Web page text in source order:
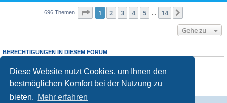
Diese Website nutzt Cookies, um Ihnen den
bestmöglichen Komfort bei der Nutzung zu
bieten. Mehr erfahren
696 Themen Seite 1von 14
1 2 3 4 5 14
Gehe zu
BERECHTIGUNGEN IN DIESEM FORUM
Sie dürfenkeineAntworten zu Themen in diesem Forum erstellen.
Sie dürfen Ihre Beiträge in diesem Forumnicht ändern.
Sie dürfen Ihre Beiträge in diesem Forumnichtlöschen.
keine